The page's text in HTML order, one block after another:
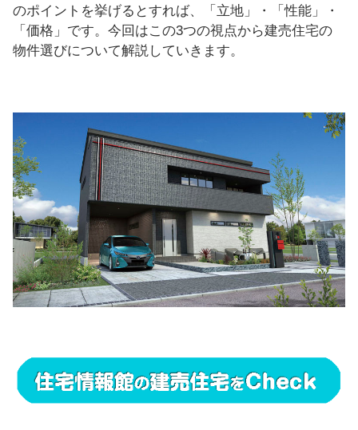
のポイントを挙げるとすれば、「立地」・「性能」・
「価格」です。今回はこの3つの視点から建売住宅の
物件選びについて解説していきます。